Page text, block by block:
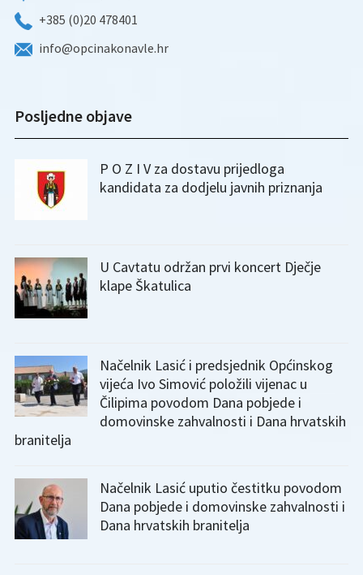
+385 (0)20 478401
info@opcinakonavle.hr
Posljedne objave
P O Z I V za dostavu prijedloga
kandidata za dodjelu javnih priznanja
U Cavtatu održan prvi koncert Dječje
klape Škatulica
Načelnik Lasić i predsjednik Općinskog
vijeća Ivo Simović položili vijenac u
Čilipima povodom Dana pobjede i
domovinske zahvalnosti i Dana hrvatskih
branitelja
Načelnik Lasić uputio čestitku povodom
Dana pobjede i domovinske zahvalnosti i
Dana hrvatskih branitelja